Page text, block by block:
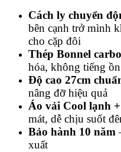
Cách ly chuyển
bên cạnh trở mình
cho cặp đôi
Thép Bonnel
hóa, không tiếng ồn
Độ cao 27cm
nâng đỡ hiệu quả
Áo vải Cool lạnh
mát, dễ chịu suốt
Bảo hành 10 năm
xuất